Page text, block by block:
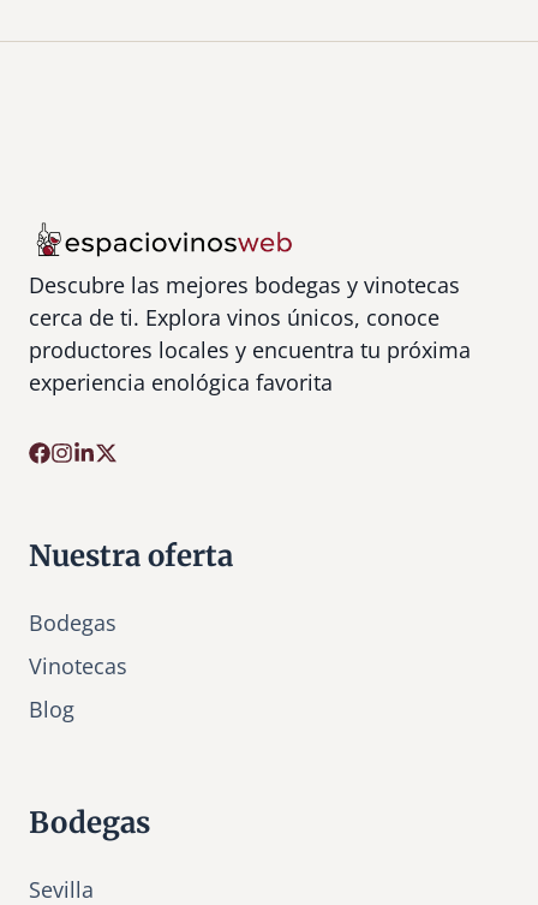
Descubre las mejores bodegas y vinotecas
cerca de ti. Explora vinos únicos, conoce
productores locales y encuentra tu próxima
experiencia enológica favorita
Nuestra oferta
Bodegas
Vinotecas
Blog
Bodegas
Sevilla